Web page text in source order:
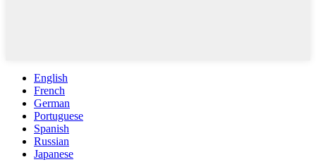
English
French
German
Portuguese
Spanish
Russian
Japanese